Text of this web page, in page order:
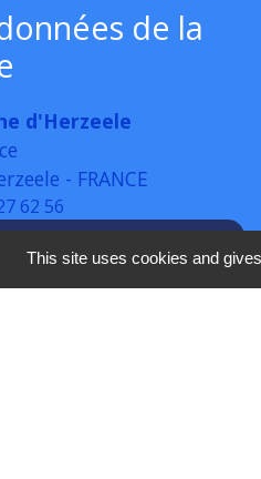
de la
d'Herzeele
- FRANCE
62 56
sur le site nous intéresse
This site uses cookies and